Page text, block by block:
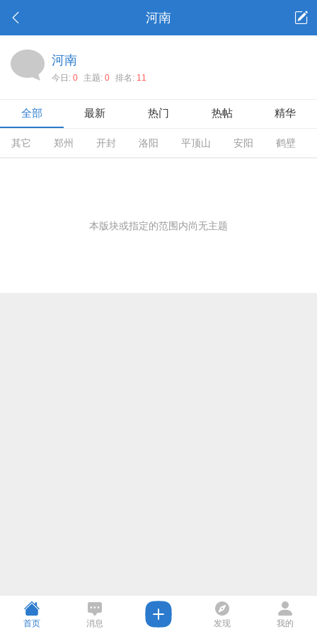
河南
河南
今日: 0 主题: 0 排名: 11
全部 最新 热门 热帖 精华
其它 郑州 开封 洛阳 平顶山 安阳 鹤壁
本版块或指定的范围内尚无主题
首页 消息 发现 我的